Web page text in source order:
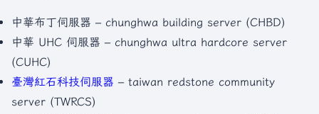
中華布丁伺服器 – chunghwa building server (CHBD)
中華 UHC 伺服器 – chunghwa ultra hardcore server
(CUHC)
臺灣紅石科技伺服器 – taiwan redstone community
server (TWRCS)